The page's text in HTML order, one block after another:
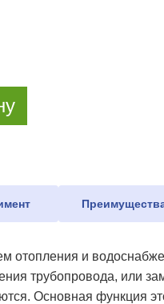
отопления и
трубопровода, или
Основная функция